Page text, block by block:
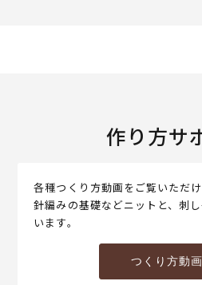
作り方サ
各種つくり方動画をご覧いただ
針編みの基礎などニットと、刺
います。
つくり方動